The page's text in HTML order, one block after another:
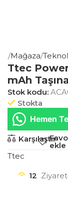
Mağaza
Ttec
mAh
Stok kodu:
Stokta
Hemen
Karşılaştır
ekle
Ttec
12